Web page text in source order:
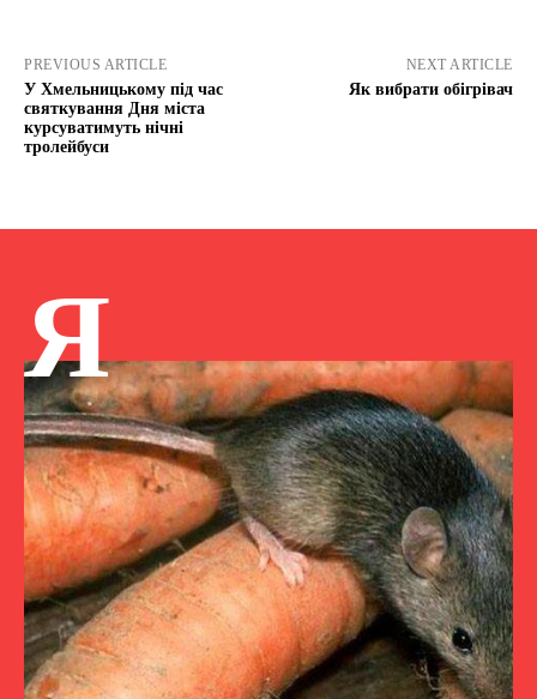
PREVIOUS ARTICLE
У Хмельницькому під час
святкування Дня міста
курсуватимуть нічні
тролейбуси
NEXT ARTICLE
Як вибрати обігрівач
Я